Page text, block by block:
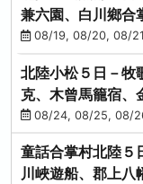
兼六園、白川鄉合
花之里絢爛花海
08/19, 08/20, 08/
北陸小松５日－牧
克、木曾馬籠宿、
白川鄉合掌村
08/24, 08/25, 08/
童話合掌村北陸５
川峽遊船、郡上八